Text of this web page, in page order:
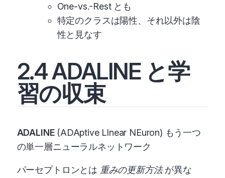
One-vs.-Rest とも
特定のクラスは陽性、それ以外は陰
性と見なす
2.4 ADALINE と学
習の収束
ADALINE(ADAptive LInear NEuron) もう一つ
の単一層ニューラルネットワーク
パーセプトロンとは 重みの更新方法が異な